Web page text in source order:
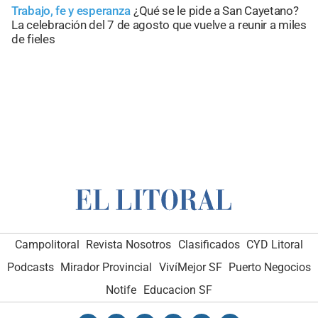
Trabajo, fe y esperanza ¿Qué se le pide a San Cayetano?
La celebración del 7 de agosto que vuelve a reunir a miles
de fieles
Campolitoral Revista Nosotros Clasificados CYD Litoral
Podcasts Mirador Provincial VivíMejor SF Puerto Negocios
Notife Educacion SF